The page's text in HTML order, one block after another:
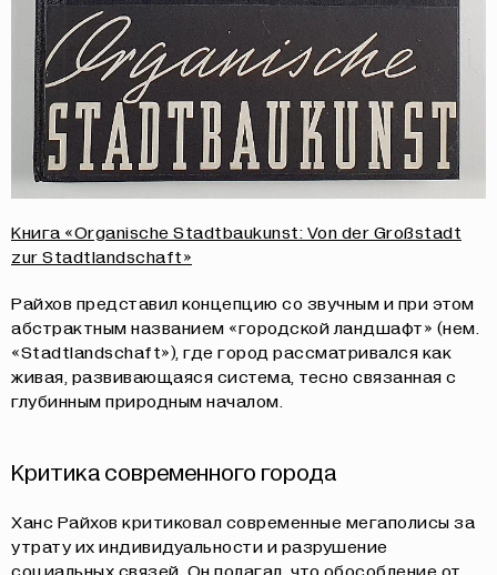
Книга «Organische Stadtbaukunst: Von der Großstadt
zur Stadtlandschaft»
Райхов представил концепцию со звучным и при этом
абстрактным названием «городской ландшафт» (нем.
«Stadtlandschaft»), где город рассматривался как
живая, развивающаяся система, тесно связанная с
глубинным природным началом.
Критика современного города
Ханс Райхов критиковал современные мегаполисы за
утрату их индивидуальности и разрушение